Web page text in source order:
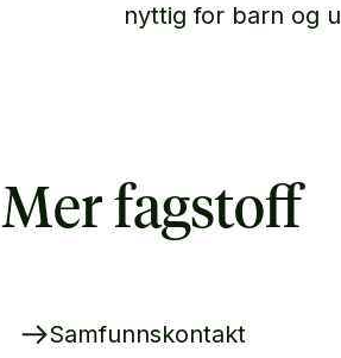
nyttig for barn og
Mer fagstoff
Samfunnskontakt